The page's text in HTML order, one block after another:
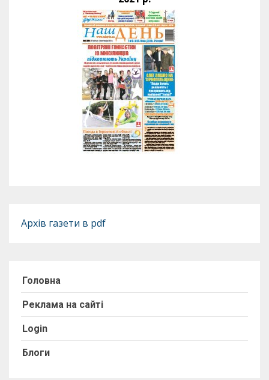
Архів газети в pdf
Головна
Реклама на сайті
Login
Блоги